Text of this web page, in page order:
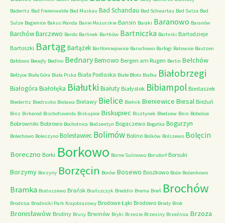
Baderitz Bad Freienwalde Bad Muskau Bad Schandau Bad Schwartau Bad Sulza Bad
Sulze Bagienice Bakus Wanda Banie Mazurskie Bansin Baraki Baranowo Baranów
BarchówBarczewo Bardo Barlinek Bartków Bartniczka Bartniki Bartodzieje
Bartoszki Bartąg Bartążek Bartłomiejowice Baruchowo Barłogi Batowice Bautzen
Bałdowo Becejły Bedlno BednaryBemowo Bergen am Rugen Berlin Bełchów
Bełżyce Biała Góra Biała Piska Biała Podlaska Białe Błoto Białka Białobrzegi
Białogóra Białołęka Białutki Białuty Białystok Bibiampol Biedaszek
Biederitz Biedrusko Bielawa Bielawy Bielice Bielnik Bieniewice Biesal Bieżuń
Binz Birkerod Bischofswerda Biskupice Biskupiec Bisztynek Bledzew Bnin Bobolice
Bobrowniki Bobrowo Bochotnica Bodzentyn Bogaczewo Bogatka Bogurzyn
Bolechowo Boleszyno Bolesławiec Bolimów Bolino Bolków Bolszewo Bolęcin
Boreczno Borki Borkowo Borne Sulinowo Borsdorf Borsuki
Borzymy Borzyny Borzęcin Borów Bosewo Boszkowo Boże Bożenkowo
Bramka Bratuszewo Brańsk Brańszczyk Breddin Brema Breń Brochów
Brodnica Brodnicki Park Krajobrazowy Brodowe Łąki Brodowo Brody Brok
Bronisławów Bruliny Brusy Brwinów Bryki Brzezie Brzeziny Brzeźnica Brzoza